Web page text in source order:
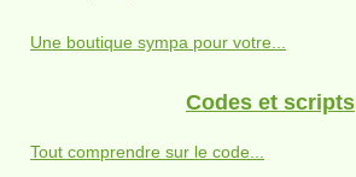
Une boutique sympa pour votre...
Codes et scripts
Tout comprendre sur le code...